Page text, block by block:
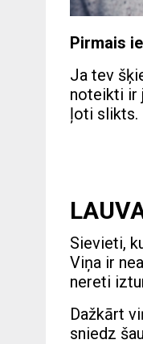
Pirmais
Ja tev
noteikti ir
ļoti slikts.
Sievieti,
Viņa ir
nereti
Dažkārt
sniedz